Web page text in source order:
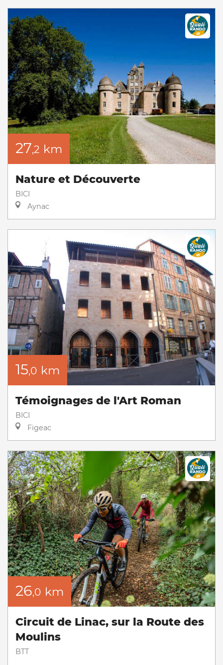
27,2 km
Nature et Découverte
BICI
Aynac
15,0 km
Témoignages de l'Art Roman
BICI
Figeac
26,0 km
Circuit de Linac, sur la Route des
Moulins
BTT